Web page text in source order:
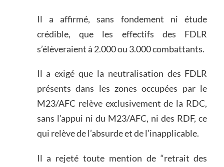
Il a affirmé, sans fondement ni étude
crédible, que les effectifs des FDLR
s’élèveraient à 2.000 ou 3.000 combattants.
Il a exigé que la neutralisation des FDLR
présents dans les zones occupées par le
M23/AFC relève exclusivement de la RDC,
sans l’appui ni du M23/AFC, ni des RDF, ce
qui relève de l’absurde et de l’inapplicable.
Il a rejeté toute mention de “retrait des